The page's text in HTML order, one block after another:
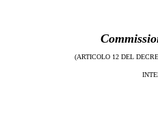
(ARTICOLO 12 DEL